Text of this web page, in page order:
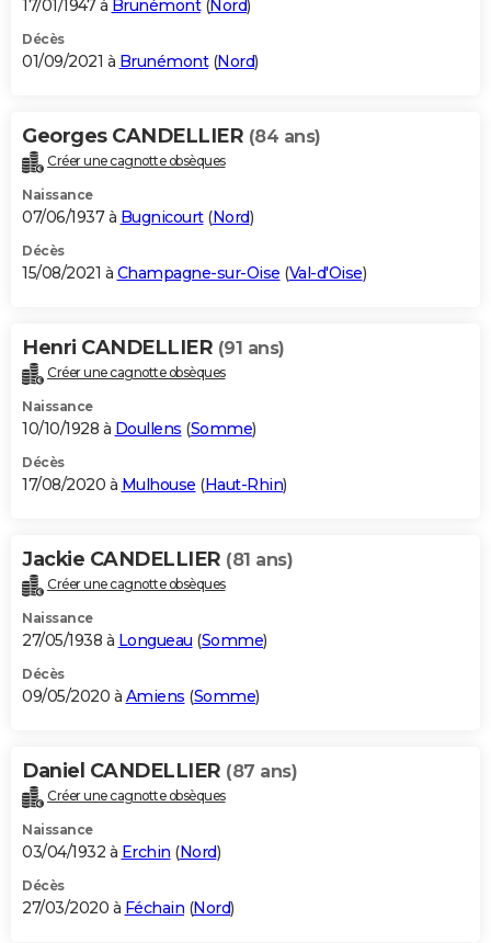
17/01/1947 à Brunémont(Nord)
Décès
01/09/2021 à Brunémont(Nord)
Georges CANDELLIER (84 ans)
Créer une cagnotte obsèques
Naissance
07/06/1937 à Bugnicourt(Nord)
Décès
15/08/2021 à Champagne-sur-Oise (Val-d'Oise)
Henri CANDELLIER (91 ans)
Créer une cagnotte obsèques
Naissance
10/10/1928 à Doullens (Somme)
Décès
17/08/2020 à Mulhouse (Haut-Rhin)
Jackie CANDELLIER (81 ans)
Créer une cagnotte obsèques
Naissance
27/05/1938 à Longueau (Somme)
Décès
09/05/2020 à Amiens (Somme)
Daniel CANDELLIER (87 ans)
Créer une cagnotte obsèques
Naissance
03/04/1932 à Erchin (Nord)
Décès
27/03/2020 à Féchain (Nord)